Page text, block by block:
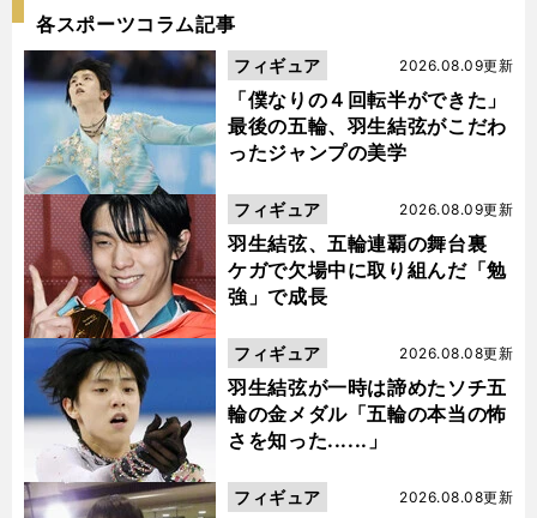
各スポーツコラム記事
「僕なりの４回転半ができた」
最後の五輪、羽生結弦がこだわ
ったジャンプの美学
2026.08.09更新
フィギュア
羽生結弦、五輪連覇の舞台裏
ケガで欠場中に取り組んだ「勉
強」で成長
2026.08.09更新
フィギュア
羽生結弦が一時は諦めたソチ五
輪の金メダル「五輪の本当の怖
さを知った......」
2026.08.08更新
フィギュア
2026.08.08更新
フィギュア